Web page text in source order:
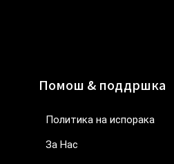
Помош & поддршка
Политика на испорака
За Нас